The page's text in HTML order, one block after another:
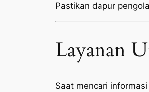
Pastikan dapur
Layanan
Saat mencari